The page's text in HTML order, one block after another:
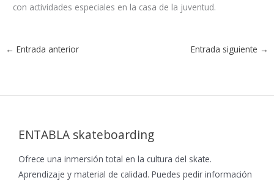
con actividades especiales en la casa de la juventud.
← Entrada anterior Entrada siguiente →
ENTABLA skateboarding
Ofrece una inmersión total en la cultura del skate.
Aprendizaje y material de calidad. Puedes pedir información